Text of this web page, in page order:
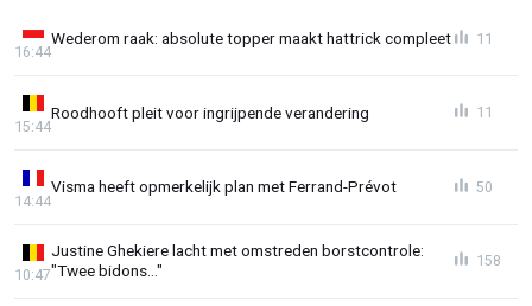
Wederom raak: absolute topper maakt hattrick compleet
16:44
11
Roodhooft pleit voor ingrijpende verandering
15:44
11
Visma heeft opmerkelijk plan met Ferrand-Prévot
14:44
50
Justine Ghekiere lacht met omstreden borstcontrole:
"Twee bidons..."
10:47
158